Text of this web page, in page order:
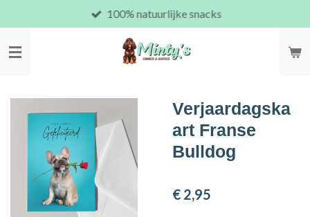
direct
naar
100% natuurlijke snacks
Verjaardagska
art Franse
Bulldog
€ 2,95